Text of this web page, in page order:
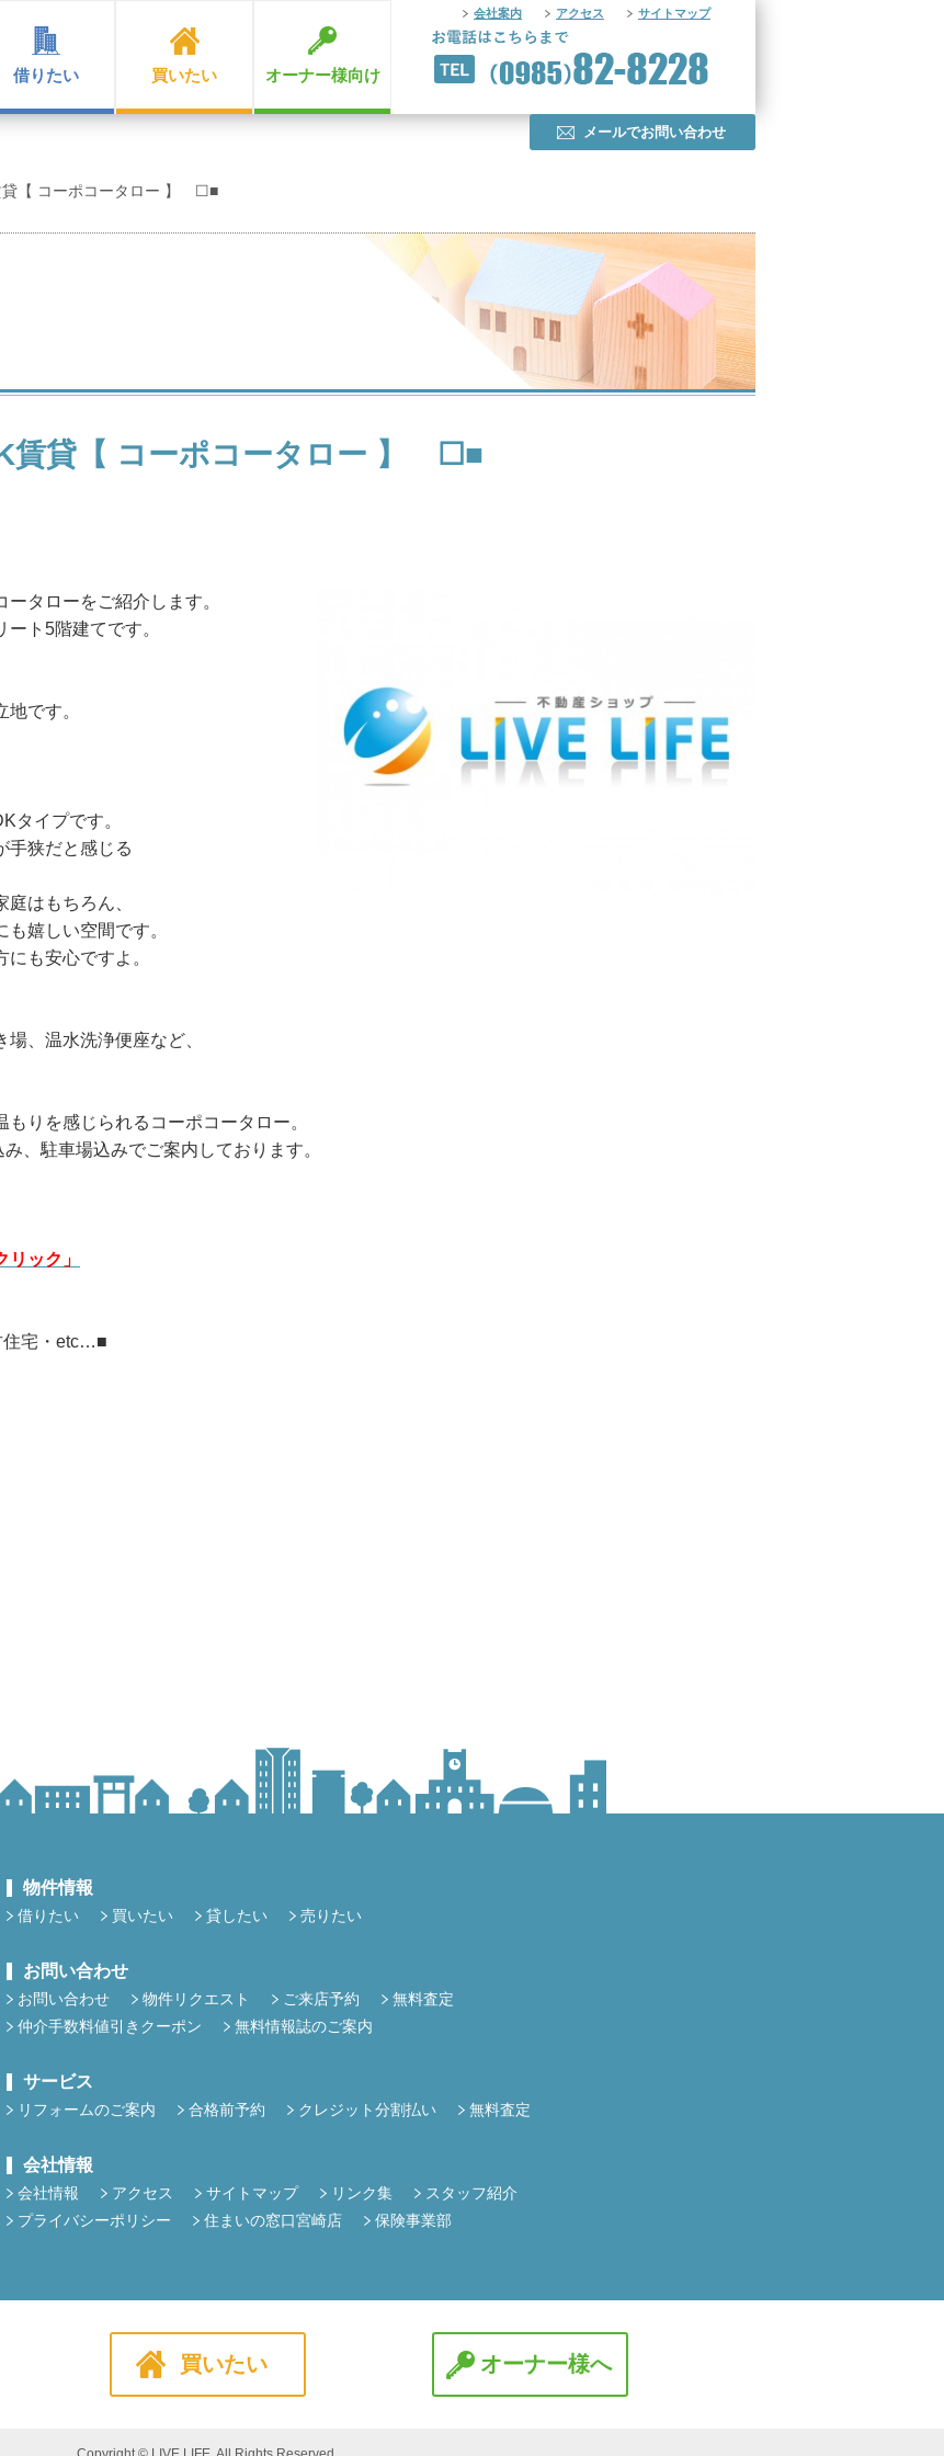
借りたい 買いたい オーナー様向け
会社案内 アクセス サイトマップ
メールでお問い合わせ
【 コーポコータロー 】 ☐■
貸【 コーポコータロー 】 ☐■
タローをご紹介します。
ト5階建てです。
です。
タイプです。
手狭だと感じる
はもちろん、
嬉しい空間です。
も安心ですよ。
、温水洗浄便座など、
りを感じられるコーポコータロー。
、駐車場込みでご案内しております。
リック 」
住宅・etc…■
物件情報
借りたい 買いたい 貸したい 売りたい
お問い合わせ
お問い合わせ 物件リクエスト ご来店予約
無料査定
仲介手数料値引きクーポン
無料情報誌のご案内
サービス
リフォームのご案内 合格前予約 クレジット分割払い 無料査定
会社情報
会社情報 アクセス サイトマップ リンク集
スタッフ紹介
プライバシーポリシー
住まいの窓口宮崎店 保険事業部
買いたい オーナー様へ